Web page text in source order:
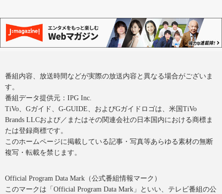
番組内容、放送時間などが実際の放送内容と異なる場合がございま
す。
番組データ提供元：IPG Inc.
TiVo、Gガイド、G-GUIDE、およびGガイドロゴは、米国TiVo
Brands LLCおよび／またはその関連会社の日本国内における商標ま
たは登録商標です。
このホームページに掲載している記事・写真等あらゆる素材の無断
複写・転載を禁じます。
Official Program Data Mark（公式番組情報マーク）
このマークは「Official Program Data Mark」といい、テレビ番組の公